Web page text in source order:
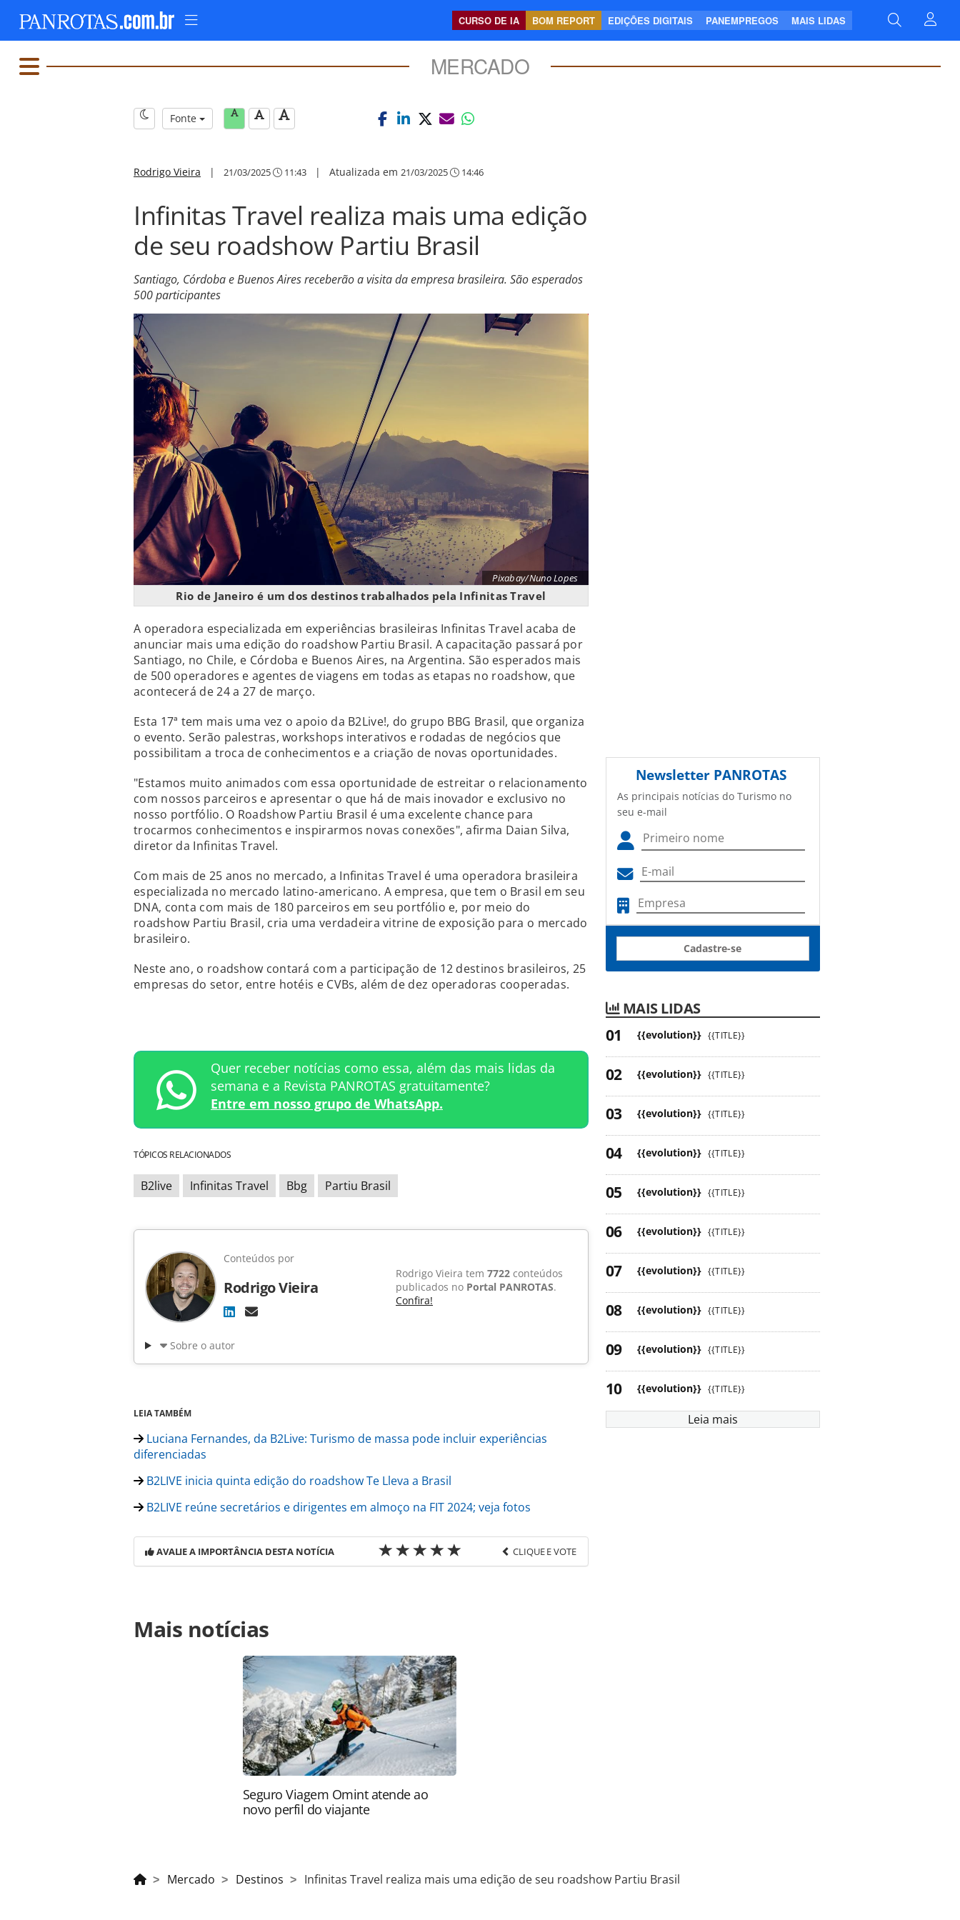
CURSO DE IA BOM REPORT EDIÇÕES DIGITAIS PANEMPREGOS MAIS LIDAS
MERCADO
Fonte
Rodrigo Vieira | 21/03/2025 11:43 | Atualizada em 21/03/2025 14:46
Infinitas Travel realiza mais uma edição
de seu roadshow Partiu Brasil
Santiago, Córdoba e Buenos Aires receberão a visita da empresa brasileira. São esperados
500 participantes
Pixabay/Nuno Lopes
Rio de Janeiro é um dos destinos trabalhados pela Infinitas Travel
A operadora especializada em experiências brasileiras Infinitas Travel acaba de
anunciar mais uma edição do roadshow Partiu Brasil. A capacitação passará por
Santiago, no Chile, e Córdoba e Buenos Aires, na Argentina. São esperados mais
de 500 operadores e agentes de viagens em todas as etapas no roadshow, que
acontecerá de 24 a 27 de março.
Esta 17ª tem mais uma vez o apoio da B2Live!, do grupo BBG Brasil, que organiza
o evento. Serão palestras, workshops interativos e rodadas de negócios que
possibilitam a troca de conhecimentos e a criação de novas oportunidades.
"Estamos muito animados com essa oportunidade de estreitar o relacionamento
com nossos parceiros e apresentar o que há de mais inovador e exclusivo no
nosso portfólio. O Roadshow Partiu Brasil é uma excelente chance para
trocarmos conhecimentos e inspirarmos novas conexões", afirma Daian Silva,
diretor da Infinitas Travel.
Com mais de 25 anos no mercado, a Infinitas Travel é uma operadora brasileira
especializada no mercado latino-americano. A empresa, que tem o Brasil em seu
DNA, conta com mais de 180 parceiros em seu portfólio e, por meio do
roadshow Partiu Brasil, cria uma verdadeira vitrine de exposição para o mercado
brasileiro.
Neste ano, o roadshow contará com a participação de 12 destinos brasileiros, 25
empresas do setor, entre hotéis e CVBs, além de dez operadoras cooperadas.
Quer receber notícias como essa, além das mais lidas da
semana e a Revista PANROTAS gratuitamente?
Entre em nosso grupo de WhatsApp.
TÓPICOS RELACIONADOS
B2live Infinitas Travel Bbg Partiu Brasil
Conteúdos por
Rodrigo Vieira
Rodrigo Vieira tem 7722 conteúdos
publicados no Portal PANROTAS.
Confira!
Sobre o autor
LEIA TAMBÉM
Luciana Fernandes, da B2Live: Turismo de massa pode incluir experiências
diferenciadas
B2LIVE inicia quinta edição do roadshow Te Lleva a Brasil
B2LIVE reúne secretários e dirigentes em almoço na FIT 2024; veja fotos
AVALIE A IMPORTÂNCIA DESTA NOTÍCIA CLIQUE E VOTE
https://www.panrotas.com.br/mercado/destinos/2025/03/infinitas-travel-realiza-mais-
uma-edicao-de-seu-roadshow-partiu-brasil_215588.html ou as ferramentas oferecidas
na página. Todo o conteúdo produzido pela PANROTAS Editora é protegido pela
legislação brasileira sobre direito autoral. Não reproduza o conteúdo sem autorização
da PANROTAS Editora (copyright@panrotas.com.br).
Mais notícias
Seguro Viagem Omint atende ao
novo perfil do viajante
Newsletter PANROTAS
As principais notícias do Turismo no
seu e-mail
Cadastre-se
MAIS LIDAS
{{evolution}} {{TITLE}}
{{evolution}} {{TITLE}}
{{evolution}} {{TITLE}}
{{evolution}} {{TITLE}}
{{evolution}} {{TITLE}}
{{evolution}} {{TITLE}}
{{evolution}} {{TITLE}}
{{evolution}} {{TITLE}}
{{evolution}} {{TITLE}}
{{evolution}} {{TITLE}}
Leia mais
Mercado Destinos Infinitas Travel realiza mais uma edição de seu roadshow Partiu Brasil